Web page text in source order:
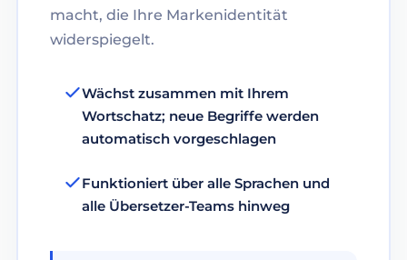
macht, die Ihre Markenidentität
widerspiegelt.
Wächst zusammen mit Ihrem
Wortschatz; neue Begriffe werden
automatisch vorgeschlagen
Funktioniert über alle Sprachen und
alle Übersetzer-Teams hinweg